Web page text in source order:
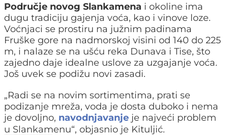
Područje novog Slankamena i okoline ima
dugu tradiciju gajenja voća, kao i vinove loze.
Voćnjaci se prostiru na južnim padinama
Fruške gore na nadmorskoj visini od 140 do 225
m, i nalaze se na ušću reka Dunava i Tise, što
zajedno daje idealne uslove za uzgajanje voća.
Još uvek se podižu novi zasadi.
„Radi se na novim sortimentima, prati se
podizanje mreža, voda je dosta duboko i nema
je dovoljno, navodnjavanje je najveći problem
u Slankamenu“, objasnio je Kituljić.